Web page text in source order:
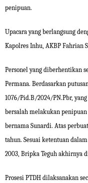
penipuan.
Upacara yang berlangsung
Kapolres Inhu, AKBP Fahrian
Personel yang diberhentikan
Permana. Berdasarkan
1076/Pid.B/2024/PN.Pbr,
bersalah melakukan penipuan
bernama Sunardi. Atas
tahun. Sesuai ketentuan
2003, Bripka Teguh akhirnya
Prosesi PTDH dilaksanakan